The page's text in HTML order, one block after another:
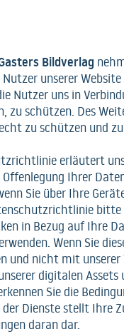
Bildverlag
unserer
Nutzer uns in
zu schützen. Des
zu schützen und
erläutert
Offenlegung Ihrer
Sie über Ihre
in Bezug auf Ihre
Wenn Sie
und nicht mit unserer
digitalen
Sie die
Dienste stellt Ihre
daran dar.